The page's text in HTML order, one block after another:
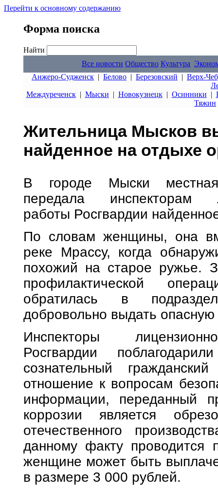
Перейти к основному содержанию
Форма поиска
Найти
Все новости Общество Культура
Анжеро-Судженск | Белово | Березовский | Верх-
Междуреченск| Мыски | Новокузнецк| Осинники |
Тяжин
Жительница Мысков
найденное на отдыхе
В городе Мыски
передала инспекторам
работы Росгвардии
По словам женщины, она
реке Мрассу, когда
похожий на старое ружье.
профилактической
обратилась в
добровольно выдать опасную
Инспекторы
Росгвардии
сознательный
отношение к вопросам
информации, переданный
коррозии является
отечественного
данному факту проводится
женщине может быть
в размере 3 000 рублей.